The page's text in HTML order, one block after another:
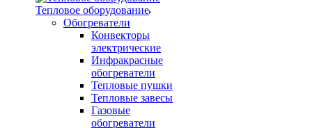
Тепловое оборудование
Обогреватели
Конвекторы
электрические
Инфракрасные
обогреватели
Тепловые пушки
Тепловые завесы
Газовые
обогреватели